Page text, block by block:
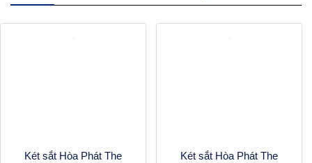
Két sắt Hòa Phát The
Két sắt Hòa Phát The